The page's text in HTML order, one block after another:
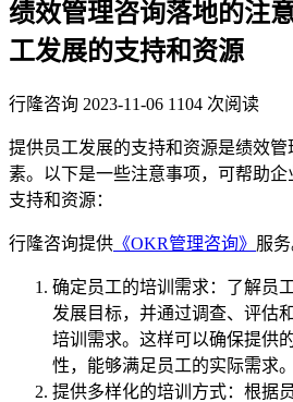
绩效管理咨询落地的注
工发展的支持和资源
行隆咨询 2023-11-06 1104 次阅读
提供员工发展的支持和资源是绩效管
素。以下是一些注意事项，可帮助
支持和资源：
行隆咨询提供 《OKR管理咨询》 服务
确定员工的培训需求：了解员
发展目标，并通过调查、评估
培训需求。这样可以确保提供
性，能够满足员工的实际需求。
提供多样化的培训方式：根据